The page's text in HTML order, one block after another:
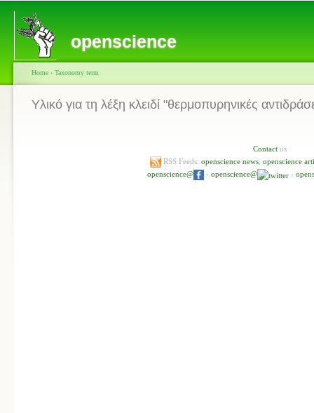
openscience
Home › Taxonomy term
Υλικό για τη λέξη κλειδί "θερμοπυρηνικές
Contact us
RSS Feeds: openscience news openscience
openscience@
- openscience@ -